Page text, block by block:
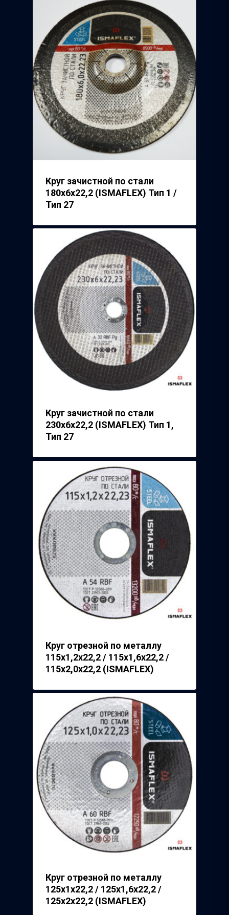
Круг зачистной по стали
180х6х22,2 (ISMAFLEX) Тип 1 /
Тип 27
Круг зачистной по стали
230х6х22,2 (ISMAFLEX) Тип 1,
Тип 27
Круг отрезной по металлу
115х1,2х22,2 / 115х1,6х22,2 /
115х2,0х22,2 (ISMAFLEX)
Круг отрезной по металлу
125х1х22,2 / 125х1,6х22,2 /
125х2х22,2 (ISMAFLEX)
Главная
О нас
Каталог
Производители
Группа компаний
инструмент
Белгородский
завод
ТД Синтез
Полимерпласт
3Д Крестики
Волжский
Завод
Речицкий Метизный
Точки продаж
Контакты